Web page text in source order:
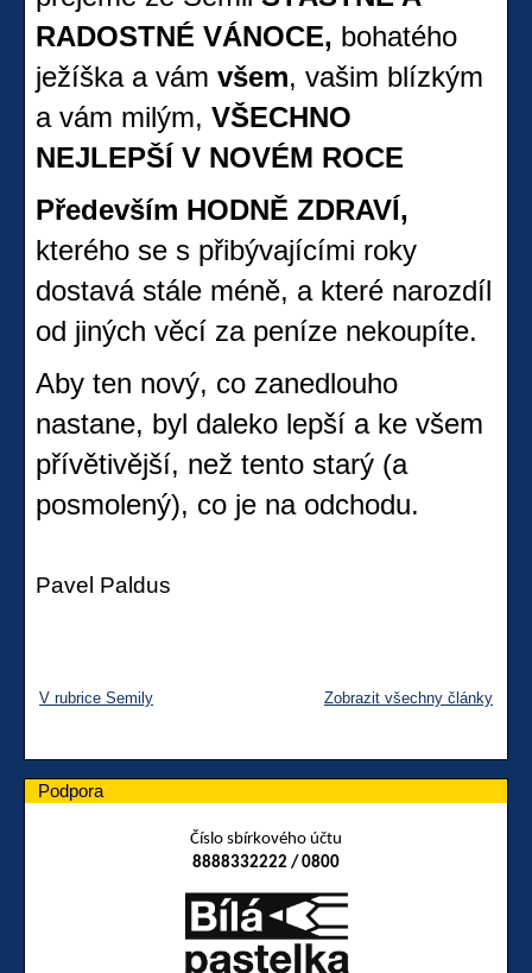
RADOSTNÉ VÁNOCE, bohatého
ježíška a vám všem, vašim blízkým
a vám milým, VŠECHNO
NEJLEPŠÍ V NOVÉM ROCE
Především HODNĚ ZDRAVÍ,
kterého se s přibývajícími roky
dostavá stále méně, a které narozdíl
od jiných věcí za peníze nekoupíte.
Aby ten nový, co zanedlouho
nastane, byl daleko lepší a ke všem
přívětivější, než tento starý (a
posmolený), co je na odchodu.
Pavel Paldus
V rubrice Semily Zobrazit všechny články
Podpora
Číslo sbírkového účtu
8888332222 / 0800